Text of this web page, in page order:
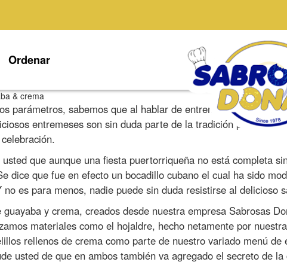
Ordenar
& crema
parámetros, sabemos que al hablar de entremeses, es
entremeses son sin duda parte de la tradición
que aunque una fiesta puertorriqueña no está completa
dice que fue en efecto un bocadillo cubano el cual ha sido
es para menos, nadie puede sin duda resistirse al delicioso
guayaba y crema, creados desde nuestra empresa Sabrosas
materiales como el hojaldre, hecho netamente por
rellenos de crema como parte de nuestro variado menú
usted de que en ambos también va agregado el secreto de la